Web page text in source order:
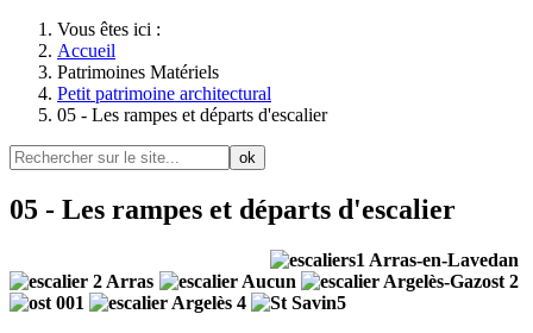
Vous êtes ici :
Accueil
Patrimoines Matériels
Petit patrimoine architectural
05 - Les rampes et départs d'escalier
ok
05 - Les rampes et départs d'escalier